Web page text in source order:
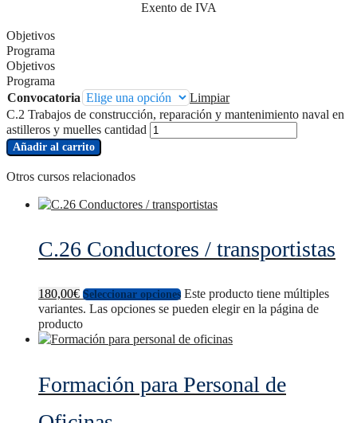
Exento de IVA
Objetivos
Programa
Objetivos
Programa
Convocatoria
Limpiar
C.2 Trabajos de construcción, reparación y mantenimiento naval en
astilleros y muelles cantidad
Añadir al carrito
Otros cursos relacionados
C.26 Conductores / transportistas
180,00€ Seleccionar opciones Este producto tiene múltiples
variantes. Las opciones se pueden elegir en la página de
producto
Formación para Personal de